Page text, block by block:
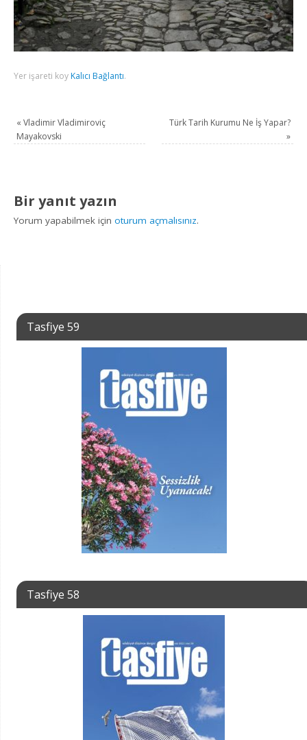
Yer işareti koy Kalıcı Bağlantı.
« Vladimir Vladimiroviç
Mayakovski
Türk Tarih Kurumu Ne İş Yapar?
»
Bir yanıt yazın
Yorum yapabilmek içinoturum açmalısınız.
Tasfiye 59
Tasfiye 58